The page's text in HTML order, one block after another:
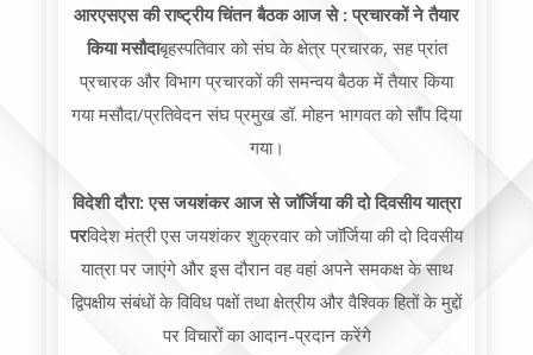
आरएसएस की राष्ट्रीय चिंतन बैठक आज से : प्रचारकों ने तैयार
किया मसौदाबृहस्पतिवार को संघ के क्षेत्र प्रचारक, सह प्रांत
प्रचारक और विभाग प्रचारकों की समन्वय बैठक में तैयार किया
गया मसौदा/प्रतिवेदन संघ प्रमुख डॉ. मोहन भागवत को सौंप दिया
गया।
विदेशी दौरा: एस जयशंकर आज से जॉर्जिया की दो दिवसीय यात्रा
परविदेश मंत्री एस जयशंकर शुक्रवार को जॉर्जिया की दो दिवसीय
यात्रा पर जाएंगे और इस दौरान वह वहां अपने समकक्ष के साथ
द्विपक्षीय संबंधों के विविध पक्षों तथा क्षेत्रीय और वैश्विक हितों के मुद्दों
पर विचारों का आदान-प्रदान करेंगे